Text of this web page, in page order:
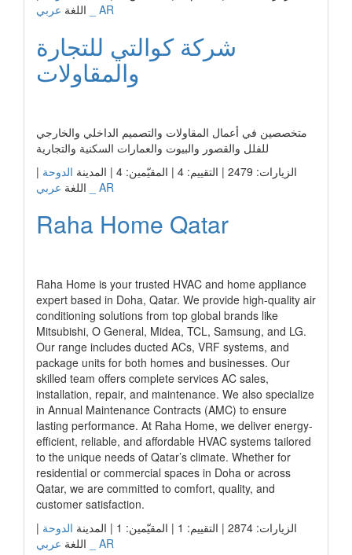
اللغة عربي _ AR
شركة كوالتي للتجارة
والمقاولات
متخصصين في أعمال المقاولات والتصميم الداخلي والخارجي
للفلل والقصور والبيوت والعمارات السكنية والتجارية
الزيارات: 2479 | التقييم: 4 | المقيّمين: 4 | المدينة
الدوحة |
اللغة عربي _ AR
Raha Home Qatar
Raha Home is your trusted HVAC and home appliance
expert based in Doha, Qatar. We provide high-quality air
conditioning solutions from top global brands like
Mitsubishi, O General, Midea, TCL, Samsung, and LG.
Our range includes ducted ACs, VRF systems, and
package units for both homes and businesses. Our
skilled team offers complete services AC sales,
installation, repair, and maintenance. We also specialize
in Annual Maintenance Contracts (AMC) to ensure
lasting performance. At Raha Home, we deliver energy-
efficient, reliable, and affordable HVAC systems tailored
to the unique needs of Qatar’s climate. Whether for
residential or commercial spaces in Doha or across
Qatar, we are committed to comfort, quality, and
customer satisfaction.
الزيارات: 2874 | التقييم: 1 | المقيّمين: 1 | المدينة
الدوحة |
اللغة عربي _ AR